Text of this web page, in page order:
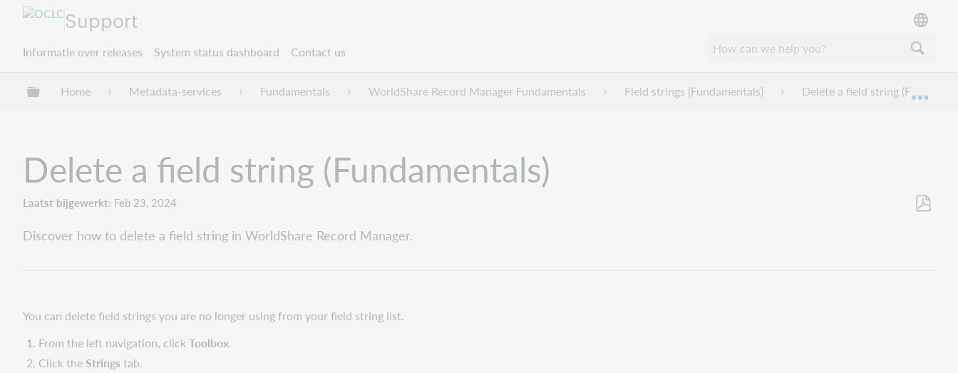
Support
Informatie over releases System status dashboard Contact us
Mondiale hiërarchie uitvouwen / samenvouwen
Home Metadata-services Fundamentals WorldShare Record Manager Fundamentals Field strings (Fundamentals) Delete a field string
Delete a field string (Fundamentals)
Laatst bijgewerkt Feb 23, 2024
Discover how to delete a field string in WorldShare Record Manager.
You can delete field strings you are no longer using from your field string list.
From the left navigation, clickToolbox.
Click the Stringstab.